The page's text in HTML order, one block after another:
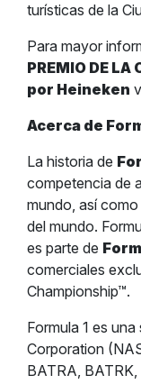
turísticas de la
Para mayor
PREMIO DE
por Heineken
Acerca de
La historia de
competencia de
mundo, así
del mundo.
es parte de
comerciales
Championship™.
Formula 1 es
Corporation
BATRA,